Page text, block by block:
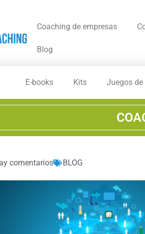
Coaching de empresas
Blog
E-books Kits Juegos
comentarios BLOG